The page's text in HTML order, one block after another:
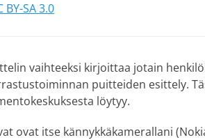
BY-SA 3.0
vaihteeksi kirjoittaa jotain
puitteiden esittely.
löytyy.
ovat itse kännykkäkamerallani